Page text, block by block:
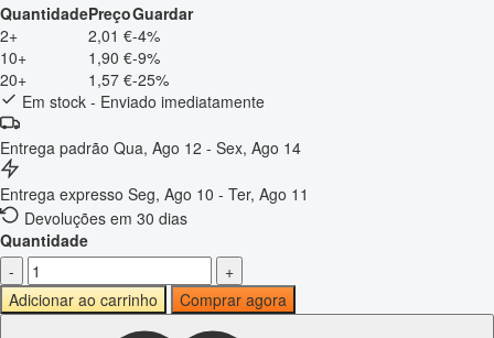
QuantidadePreçoGuardar
2+
2,01 €-4%
10+
1,90 €-9%
20+
1,57 €-25%
Em stock - Enviado imediatamente
Entrega padrão Qua, Ago 12 - Sex, Ago 14
Entrega expresso Seg, Ago 10 - Ter, Ago 11
Devoluções em 30 dias
Quantidade
-
+
Adicionar ao carrinho
Comprar agora